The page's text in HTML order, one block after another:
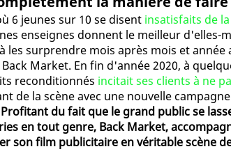
6 jeunes sur 10 se disent insatisfaits de
enseignes donnent le meilleur
les surprendre mois après mois et
Market. En fin d'année 2020, à
reconditionnés incitait ses clients à ne
de la scène avec une nouvelle
Profitant du fait que le grand public se
en tout genre, Back Market,
son film publicitaire en véritable scène